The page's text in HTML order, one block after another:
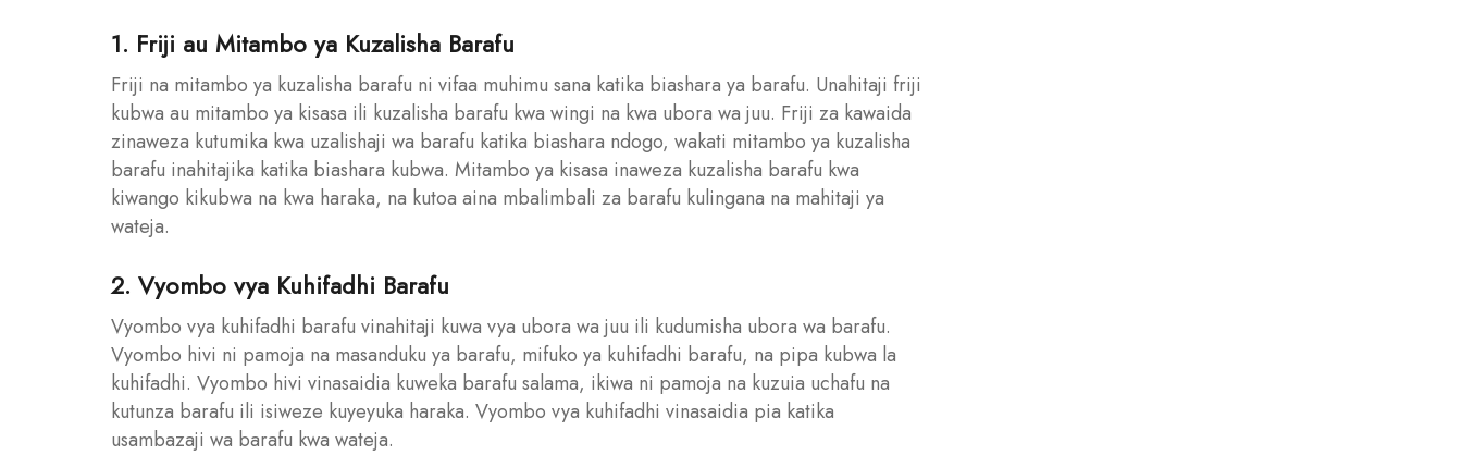
1. Friji au Mitambo ya Kuzalisha Barafu
Friji na mitambo ya kuzalisha barafu ni vifaa muhimu sana katika biashara ya barafu. Unahitaji friji
kubwa au mitambo ya kisasa ili kuzalisha barafu kwa wingi na kwa ubora wa juu. Friji za kawaida
zinaweza kutumika kwa uzalishaji wa barafu katika biashara ndogo, wakati mitambo ya kuzalisha
barafu inahitajika katika biashara kubwa. Mitambo ya kisasa inaweza kuzalisha barafu kwa
kiwango kikubwa na kwa haraka, na kutoa aina mbalimbali za barafu kulingana na mahitaji ya
wateja.
2. Vyombo vya Kuhifadhi Barafu
Vyombo vya kuhifadhi barafu vinahitaji kuwa vya ubora wa juu ili kudumisha ubora wa barafu.
Vyombo hivi ni pamoja na masanduku ya barafu, mifuko ya kuhifadhi barafu, na pipa kubwa la
kuhifadhi. Vyombo hivi vinasaidia kuweka barafu salama, ikiwa ni pamoja na kuzuia uchafu na
kutunza barafu ili isiweze kuyeyuka haraka. Vyombo vya kuhifadhi vinasaidia pia katika
usambazaji wa barafu kwa wateja.